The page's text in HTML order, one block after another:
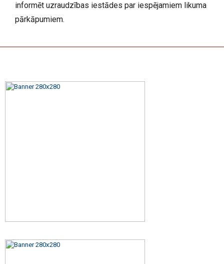
informēt uzraudzības iestādes par iespējamiem likuma
pārkāpumiem.